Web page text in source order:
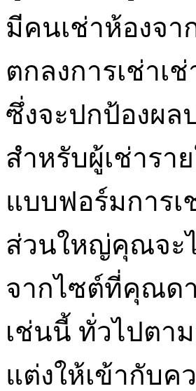
มีคนเช่าห้องจ
ตกลงการเช่าเ
ซึ่งจะปกป้องผ
สำหรับผู้เช่ารา
แบบฟอร์มการเ
ส่วนใหญ่คุณจะ
จากไซต์ที่คุณด
เช่นนี้ ทั่วไปตา
แต่งให้เข้ากับ